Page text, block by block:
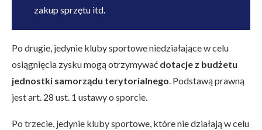
zakup sprzętu itd.
Po drugie, jedynie kluby sportowe niedziałające w celu
osiągnięcia zysku mogą otrzymywać dotacje z budżetu
jednostki samorządu terytorialnego. Podstawą prawną
jest art. 28 ust. 1 ustawy o sporcie.
Po trzecie, jedynie kluby sportowe, które nie działają w celu